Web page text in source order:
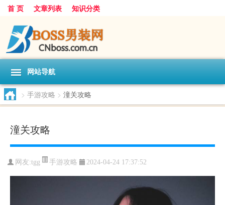
首 页 文章列表 知识分类
网站导航
> 手游攻略 > 潼关攻略
潼关攻略
网友:tgg 手游攻略 2024-04-24 17:37:52